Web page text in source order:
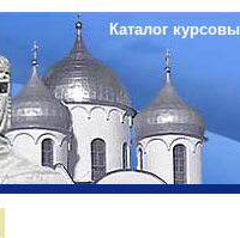
Каталог